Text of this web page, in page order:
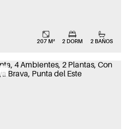
207 M² 2 DORM 2 BAÑOS